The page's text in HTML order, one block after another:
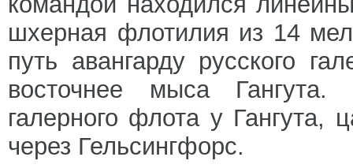
шхерная флотилия из 14
путь авангарду русского
восточнее мыса
галерного флота у Гангута,
через Гельсингфорс.